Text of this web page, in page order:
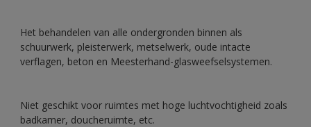
Het behandelen van alle ondergronden binnen als
schuurwerk, pleisterwerk, metselwerk, oude intacte
verflagen, beton en Meesterhand-glasweefselsystemen.
Niet geschikt voor ruimtes met hoge luchtvochtigheid zoals
badkamer, doucheruimte, etc.